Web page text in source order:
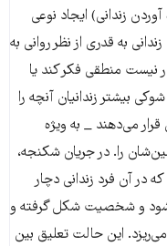
زندانی) ایجاد نوعی
به قدری از نظر روانی به
نیست منطقی فکر کند یا
بیشتر زندانیان آنچه را
می‌دهند _ به ویژه
را. در جریان شکنجه،
در آن فرد زندانی دچار
و شخصیت شکل گرفته و
این حالت تعلیق بین